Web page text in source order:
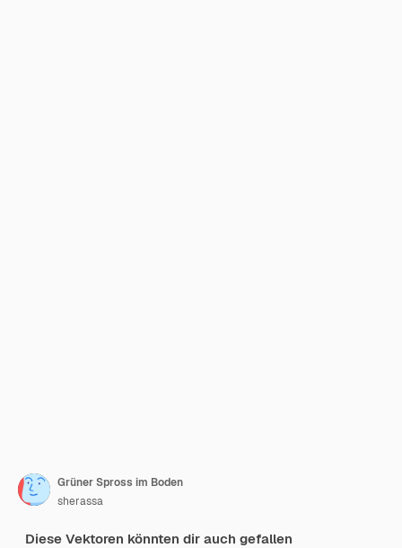
Grüner Spross im Boden
sherassa
Diese Vektoren könnten dir auch gefallen